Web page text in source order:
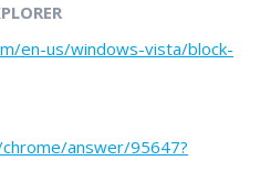
en-us/windows-vista/block-
answer/95647?